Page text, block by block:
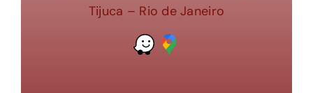
Tijuca – Rio de Janeiro